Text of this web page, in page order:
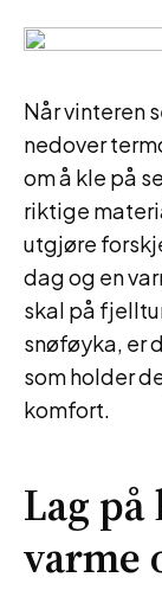
Når vinteren
nedover
om å kle på
riktige
utgjøre
dag og en
skal på
snøføyka, er
som holder
komfort.
Lag
varme